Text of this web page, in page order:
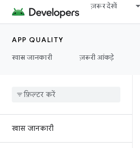
ज़रूर देखें
APP QUALITY
खास जानकारी
ज़रूरी आंकड़े
खास जानकारी